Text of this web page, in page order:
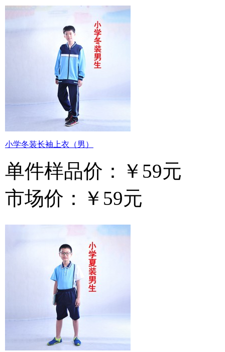
小学冬装长袖上衣（男）
单件样品价：
￥59元
市场价：
￥59元